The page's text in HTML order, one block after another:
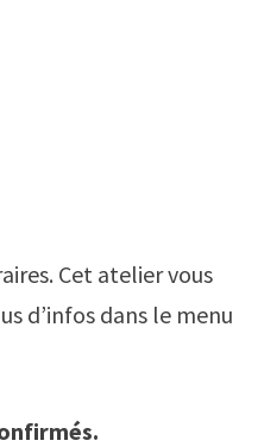
Cet atelier vous
d’infos dans le menu